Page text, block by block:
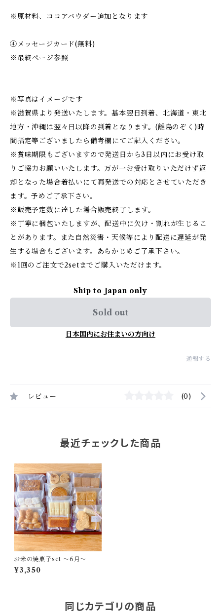
※原材料、ココアパウダー追加となります
④メッセージカード(無料)
※最終ページ参照
※写真はイメージです
※滋賀県より発送いたします。基本翌日到着、北海道・東北
地方・沖縄は翌々日以降の到着となります。(離島のぞく)時
間指定等ございましたら備考欄にてご記入ください。
※賞味期限もございますので発送日から3日以内にお受け取
りご協力お願いいたします。万が一お受け取りいただけず返
却となった場合着払いにて再発送での対応とさせていただき
ます。予めご了承下さい。
※販売予定数に達した場合販売終了します。
※丁寧に梱包いたしますが、配送中に欠け・割れが生じるこ
とがあります。また自然災害・天候等により配送に遅延が発
生する場合もございます。あらかじめご了承下さい。
※1回のご注文で2setまでご購入いただけます。
Ship to Japan only
Sold out
日本国内にお住まいの方向け
通報する
レビュー (0)
最近チェックした商品
お米の焼菓子set ～6月～
¥3,350
同じカテゴリの商品